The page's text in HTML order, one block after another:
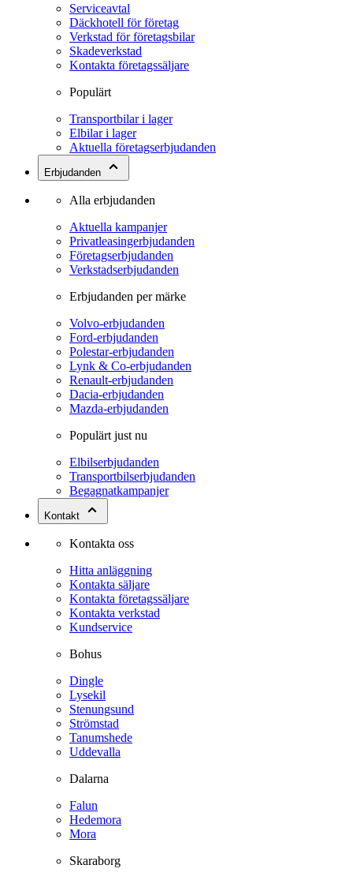
Serviceavtal
Däckhotell för företag
Verkstad för företagsbilar
Skadeverkstad
Kontakta företagssäljare
Populärt
Transportbilar i lager
Elbilar i lager
Aktuella företagserbjudanden
Erbjudanden
Alla erbjudanden
Aktuella kampanjer
Privatleasingerbjudanden
Företagserbjudanden
Verkstadserbjudanden
Erbjudanden per märke
Volvo-erbjudanden
Ford-erbjudanden
Polestar-erbjudanden
Lynk & Co-erbjudanden
Renault-erbjudanden
Dacia-erbjudanden
Mazda-erbjudanden
Populärt just nu
Elbilserbjudanden
Transportbilserbjudanden
Begagnatkampanjer
Kontakt
Kontakta oss
Hitta anläggning
Kontakta säljare
Kontakta företagssäljare
Kontakta verkstad
Kundservice
Bohus
Dingle
Lysekil
Stenungsund
Strömstad
Tanumshede
Uddevalla
Dalarna
Falun
Hedemora
Mora
Skaraborg